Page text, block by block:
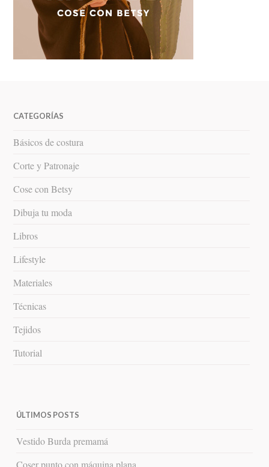
CATEGORÍAS
Básicos de costura
Corte y Patronaje
Cose con Betsy
Dibuja tu moda
Libros
Lifestyle
Materiales
Técnicas
Tejidos
Tutorial
ÚLTIMOS POSTS
Vestido Burda premamá
Coser punto con máquina plana